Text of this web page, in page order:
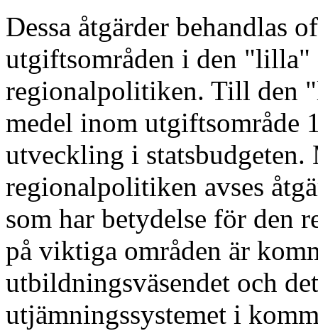
Dessa åtgärder behandlas
utgiftsområden i den "lilla"
regionalpolitiken. Till den
medel inom utgiftsområde
utveckling i statsbudgeten.
regionalpolitiken avses
som har betydelse för den
på viktiga områden är
utbildningsväsendet och
utjämningssystemet i